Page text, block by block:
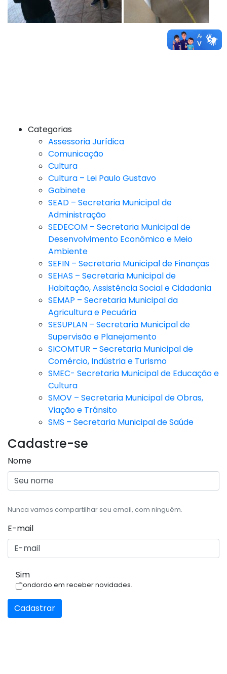
Categorias
Assessoria Jurídica
Comunicação
Cultura
Cultura – Lei Paulo Gustavo
Gabinete
SEAD – Secretaria Municipal de
Administração
SEDECOM – Secretaria Municipal de
Desenvolvimento Econômico e Meio
Ambiente
SEFIN – Secretaria Municipal de Finanças
SEHAS – Secretaria Municipal de
Habitação, Assistência Social e Cidadania
SEMAP – Secretaria Municipal da
Agricultura e Pecuária
SESUPLAN – Secretaria Municipal de
Supervisão e Planejamento
SICOMTUR – Secretaria Municipal de
Comércio, Indústria e Turismo
SMEC- Secretaria Municipal de Educação e
Cultura
SMOV – Secretaria Municipal de Obras,
Viação e Trânsito
SMS – Secretaria Municipal de Saúde
Cadastre-se
Nome
Nunca vamos compartilhar seu email, com ninguém.
E-mail
Sim
Condordo em receber novidades.
Cadastrar